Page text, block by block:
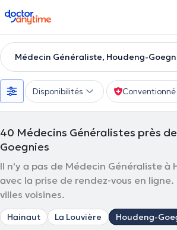
doctoranytime
Médecin Généraliste, Houdeng-
Disponibilités Conventionné
40 Médecins Généralistes près
Goegnies
Il n'y a pas de Médecin Généraliste à
avec la prise de rendez-vous en
villes voisines.
Hainaut La Louvière Houdeng-